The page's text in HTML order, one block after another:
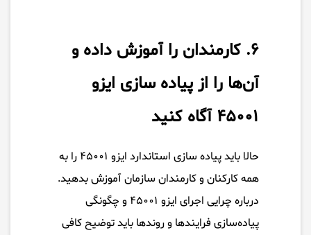
۶. کارمندان را آموزش داده و
آن‌ها را از پیاده سازی ایزو
۴۵۰۰۱ آگاه کنید
حالا باید پیاده سازی استاندارد ایزو ۴۵۰۰۱ را به
همه کارکنان و کارمندان سازمان آموزش بدهید.
درباره چرایی اجرای ایزو ۴۵۰۰۱ و چگونگی
پیاده‌سازی فرایندها و روندها باید توضیح کافی